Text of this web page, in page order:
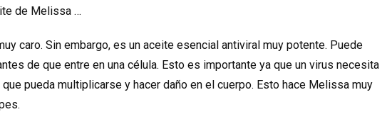
de Melissa …
caro. Sin embargo, es un aceite esencial antiviral muy potente. Puede
de que entre en una célula. Esto es importante ya que un virus necesita
pueda multiplicarse y hacer daño en el cuerpo. Esto hace Melissa muy